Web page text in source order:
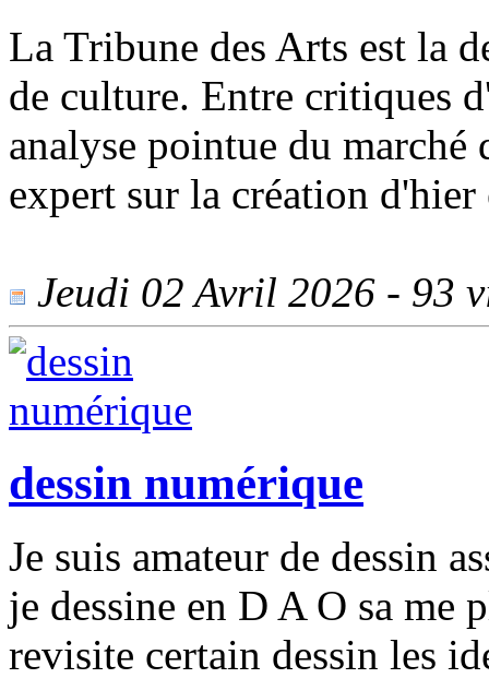
La Tribune des Arts est la
de culture. Entre critiques
analyse pointue du
expert sur la création
Jeudi 02 Avril 2026 - 93
dessin numérique
Je suis amateur de dessin
je dessine en D A O sa me
revisite certain dessin les